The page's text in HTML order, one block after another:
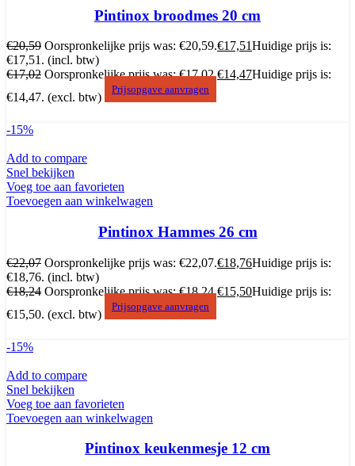
Pintinox broodmes 20 cm
€20,59 Oorspronkelijke prijs was: €20,59.€17,51Huidige prijs is:
€17,51. (incl. btw)
€17,02 Oorspronkelijke prijs was: €17,02.€14,47Huidige prijs is:
€14,47. (excl. btw)
Prijsopgave aanvragen
-15%
Add to compare
Snel bekijken
Voeg toe aan favorieten
Toevoegen aan winkelwagen
Pintinox Hammes 26 cm
€22,07 Oorspronkelijke prijs was: €22,07.€18,76Huidige prijs is:
€18,76. (incl. btw)
€18,24 Oorspronkelijke prijs was: €18,24.€15,50Huidige prijs is:
€15,50. (excl. btw)
Prijsopgave aanvragen
-15%
Add to compare
Snel bekijken
Voeg toe aan favorieten
Toevoegen aan winkelwagen
Pintinox keukenmesje 12 cm